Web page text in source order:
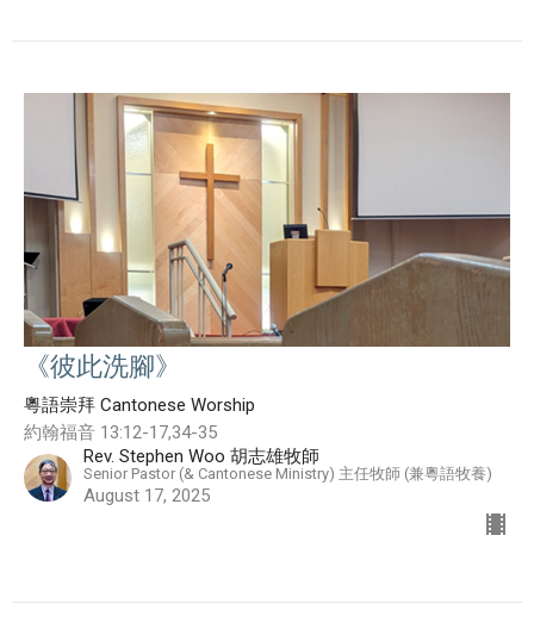
《彼此洗腳》
粵語崇拜 Cantonese Worship
約翰福音 13:12-17,34-35
Rev. Stephen Woo 胡志雄牧師
Senior Pastor (& Cantonese Ministry) 主任牧師 (兼粵語牧養)
August 17, 2025